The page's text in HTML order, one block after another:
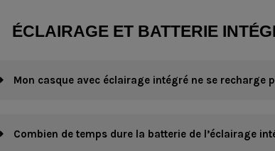
ÉCLAIRAGE ET BATTERIE
Mon casque avec éclairage intégré ne se recharge
Combien de temps dure la batterie de l’éclairage